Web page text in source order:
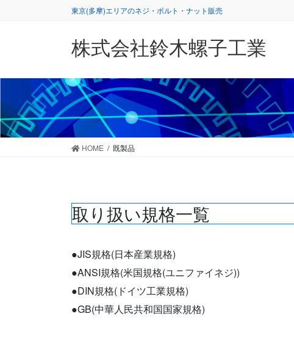
に
動
ョ
に
移
動
東京(多摩)エリアのネジ・ボルト・ナット販売
株式会社鈴木螺子工業
HOME 既製品
取り扱い規格一覧
●JIS規格(日本産業規格)
●ANSI規格(米国規格(ユニファイネジ))
●DIN規格(ドイツ工業規格)
●GB(中華人民共和国国家規格)